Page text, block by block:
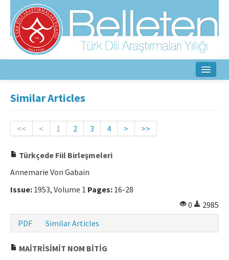
Aim & Scope
Editorial Board
Author Guidelines
Contact Us
Manuscript Submission
Similar Articles
<< < 1 2 3 4 > >>
Türkçede Fiil Birleşmeleri
Annemarie Von Gabain
Issue: 1953, Volume 1 Pages: 16-28
0
2985
PDF
Similar Articles
MAİTRİSİMİT NOM BİTİG